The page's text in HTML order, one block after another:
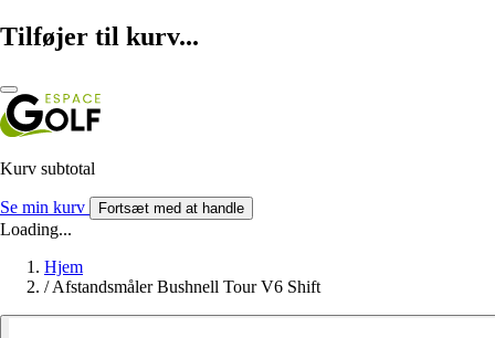
Tilføjer til kurv...
Kurv subtotal
Se min kurv Fortsæt med at handle
Loading...
Hjem
/ Afstandsmåler Bushnell Tour V6 Shift